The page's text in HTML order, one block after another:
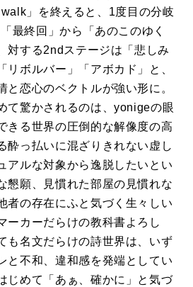
」を終えると、1度目の分岐
最終回」から「あのこのゆく
対する2ndステージは「悲しみ
リボルバー」「アボカド」と、
と恋心のベクトルが強い形に。
て驚かされるのは、yonigeの眼
きる世界の圧倒的な解像度の高
酔っ払いに混ざりきれない虚し
アルな対象から逸脱したいとい
懇願、見慣れた部屋の見慣れな
者の存在にふと気づく生々しい
ーカーだらけの教科書よろし
も名文だらけの詩世界は、いず
と不和、違和感を発端としてい
じめて「あぁ、確かに」と気づ